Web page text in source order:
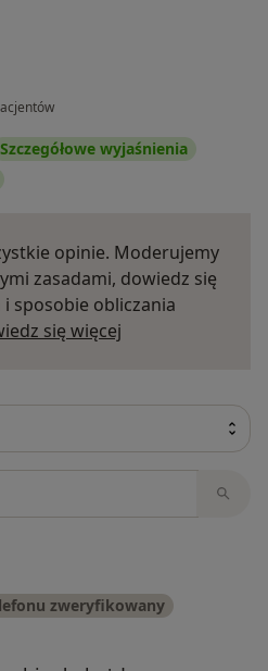
Szczegółowe wyjaśnienia
opinie. Moderujemy
zasadami, dowiedz się
sposobie obliczania
się więcej
zweryfikowany